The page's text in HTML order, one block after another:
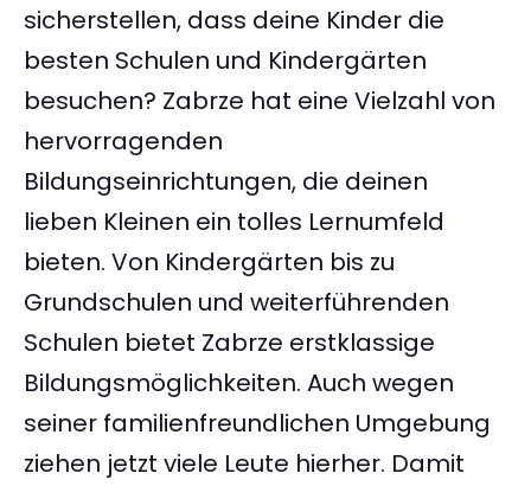
sicherstellen, dass deine Kinder die
besten Schulen und Kindergärten
besuchen? Zabrze hat eine Vielzahl von
hervorragenden
Bildungseinrichtungen, die deinen
lieben Kleinen ein tolles Lernumfeld
bieten. Von Kindergärten bis zu
Grundschulen und weiterführenden
Schulen bietet Zabrze erstklassige
Bildungsmöglichkeiten. Auch wegen
seiner familienfreundlichen Umgebung
ziehen jetzt viele Leute hierher. Damit